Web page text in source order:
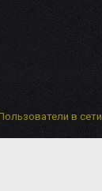
в сети